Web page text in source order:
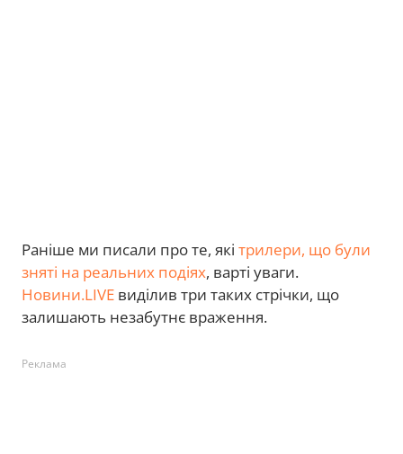
Раніше ми писали про те, які трилери, що були
зняті на реальних подіях, варті уваги.
Новини.LIVE виділив три таких стрічки, що
залишають незабутнє враження.
Реклама